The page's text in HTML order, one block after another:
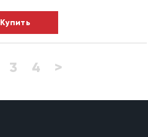
Купить
3 4 >